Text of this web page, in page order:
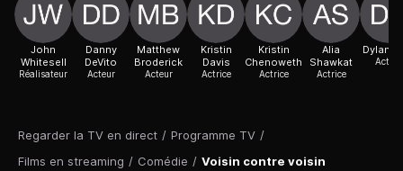
Regarder la TV en direct / Programme TV /
Films en streaming / Comédie / Voisin contre voisin
John
Whitesell
Réalisateur
Danny
DeVito
Acteur
Matthew
Broderick
Acteur
Kristin
Davis
Actrice
Kristin
Chenoweth
Actrice
Alia
Shawkat
Actrice
Dylan
Acteur